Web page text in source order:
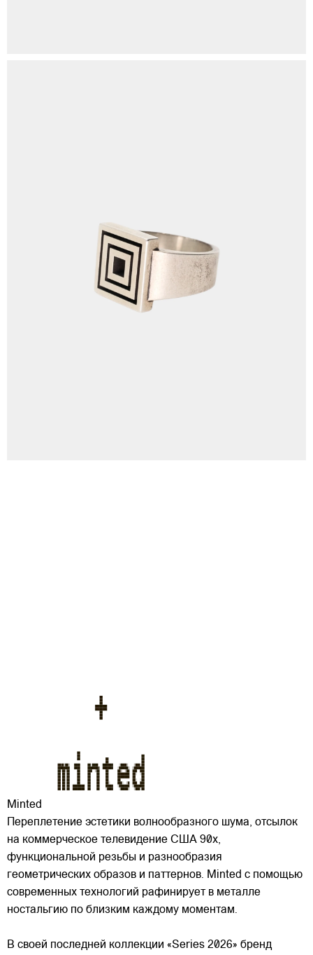
Minted
Переплетение эстетики волнообразного шума, отсылок
на коммерческое телевидение США 90х,
функциональной резьбы и разнообразия
геометрических образов и паттернов. Minted с помощью
современных технологий рафинирует в металле
ностальгию по близким каждому моментам.
В своей последней коллекции «Series 2026» бренд